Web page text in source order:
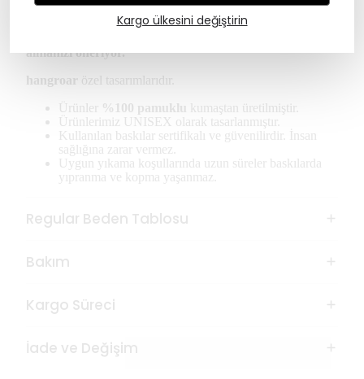
Kargo ülkesini değiştirin
Ürün Açıklaması
almanızı öneriyor.
hangroar özel tasarımlarıdır.
Ürünler %100 pamuklu
kumaştan üretilmiştir.
Ürünlerimiz UNISEX olarak tasarlanmıştır.
Kullanılan baskılar sertifikalı ve güvenilirdir. İnsan
sağlığına zarar vermez.
Uygun yıkama koşullarında uzun süreler baskılarda
yıpranma ve kopma yaşanmaz.
Regular Beden Tablosu
Bakım
Kargo Süreci
İade ve Değişim